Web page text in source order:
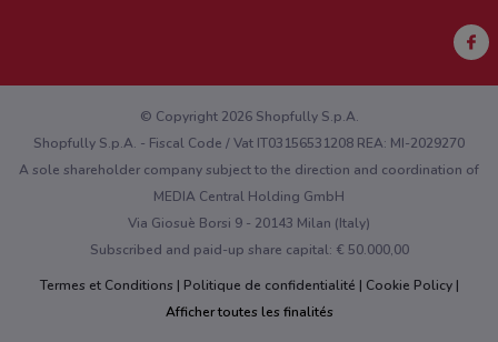
Vous rencontrez un problème technique sur l’appli ou le site?
© Copyright 2026 Shopfully S.p.A.
Shopfully S.p.A. - Fiscal Code / Vat IT03156531208 REA: MI-2029270
A sole shareholder company subject to the direction and coordination of
MEDIA Central Holding GmbH
Via Giosuè Borsi 9 - 20143 Milan (Italy)
Subscribed and paid-up share capital: € 50.000,00
Termes et Conditions
Politique de confidentialité
Cookie Policy
Afficher toutes les finalités